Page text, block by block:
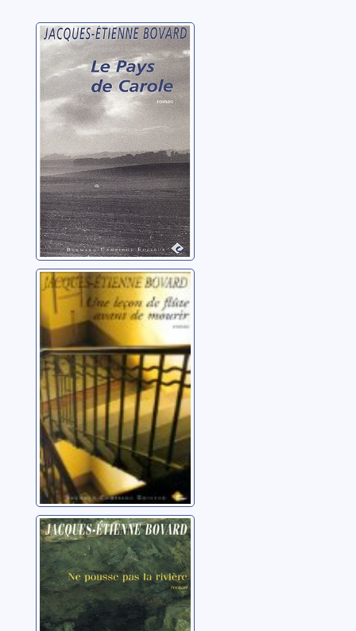
Le pays de
Carole: roman
Bovard, Jacques-
Etienne
Une leçon de
flûte avant de
mourir
Bovard, Jacques-
Etienne
Ne pousse pas la
rivière: roman
Bovard, Jacques-
Etienne